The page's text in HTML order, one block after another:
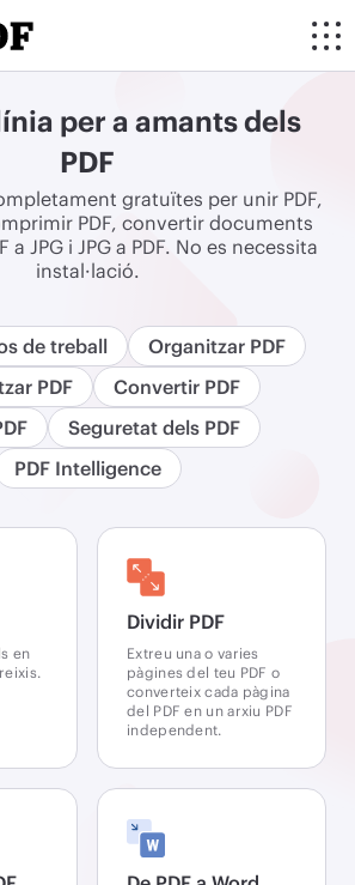
per a amants dels
PDF
gratuïtes per unir PDF,
PDF, convertir documents
a JPG i JPG a PDF. No es necessita
instal·lació.
de treball
Organitzar PDF
PDF
Convertir PDF
Seguretat dels PDF
PDF Intelligence
en
Dividir PDF
Extreu una o varies
pàgines del teu PDF o
converteix cada pàgina
del PDF en un arxiu PDF
independent.